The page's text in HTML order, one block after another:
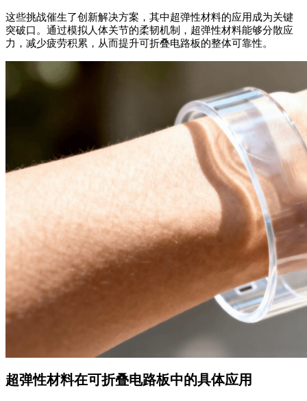
这些挑战催生了创新解决方案，其中超弹性材料的应用成为关键
突破口。通过模拟人体关节的柔韧机制，超弹性材料能够分散应
力，减少疲劳积累，从而提升可折叠电路板的整体可靠性。
超弹性材料在可折叠电路板中的具体应用